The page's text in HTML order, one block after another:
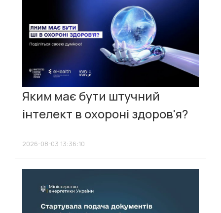
Яким має бути штучний
інтелект в охороні здоров'я?
2026-08-03 13:36:10